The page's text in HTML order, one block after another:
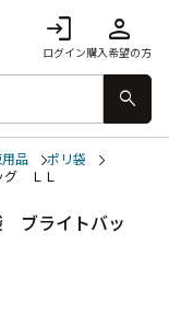
login
ログイン
person
購入希望の方
search
品
ポリ袋
グ ＬＬ
ブライトバッ